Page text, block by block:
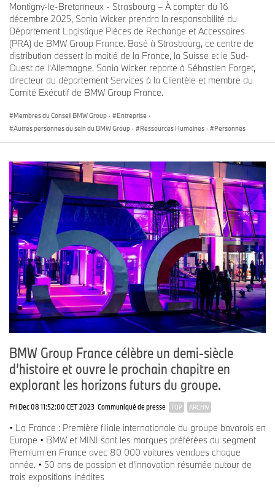
Montigny-le-Bretonneux - Strasbourg – À compter du 16
décembre 2025, Sonia Wicker prendra la responsabilité du
Département Logistique Pièces de Rechange et Accessoires
(PRA) de BMW Group France. Basé à Strasbourg, ce centre de
distribution dessert la moitié de la France, la Suisse et le Sud-
Ouest de l'Allemagne. Sonia Wicker reporte à Sébastien Forget,
directeur du département Services à la Clientèle et membre du
Comité Exécutif de BMW Group France.
Membres du Conseil BMW Group · Entreprise ·
Autres personnes au sein du BMW Group · Ressources Humaines · Personnes
BMW Group France célèbre un demi-siècle
d’histoire et ouvre le prochain chapitre en
explorant les horizons futurs du groupe.
Fri Dec 08 11:52:00 CET 2023 Communiqué de presse TOP ARCHIV
• La France : Première filiale internationale du groupe bavarois en
Europe • BMW et MINI sont les marques préférées du segment
Premium en France avec 80 000 voitures vendues chaque
année. • 50 ans de passion et d’innovation résumée autour de
trois expositions inédites